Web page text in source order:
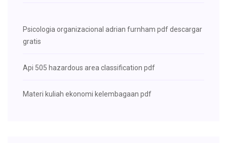
Psicologia organizacional adrian furnham pdf descargar
gratis
Api 505 hazardous area classification pdf
Materi kuliah ekonomi kelembagaan pdf